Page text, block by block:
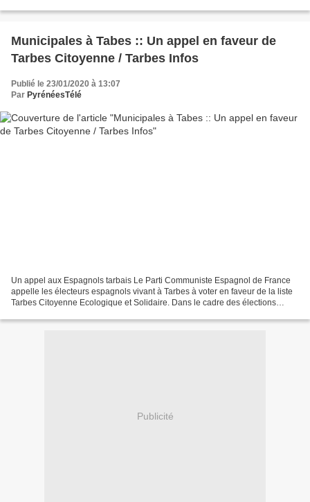
Municipales à Tabes :: Un appel en faveur de
Tarbes Citoyenne / Tarbes Infos
Publié le 23/01/2020 à 13:07
Par PyrénéesTélé
Un appel aux Espagnols tarbais Le Parti Communiste Espagnol de France
appelle les électeurs espagnols vivant à Tarbes à voter en faveur de la liste
Tarbes Citoyenne Ecologique et Solidaire. Dans le cadre des élections
Publicité